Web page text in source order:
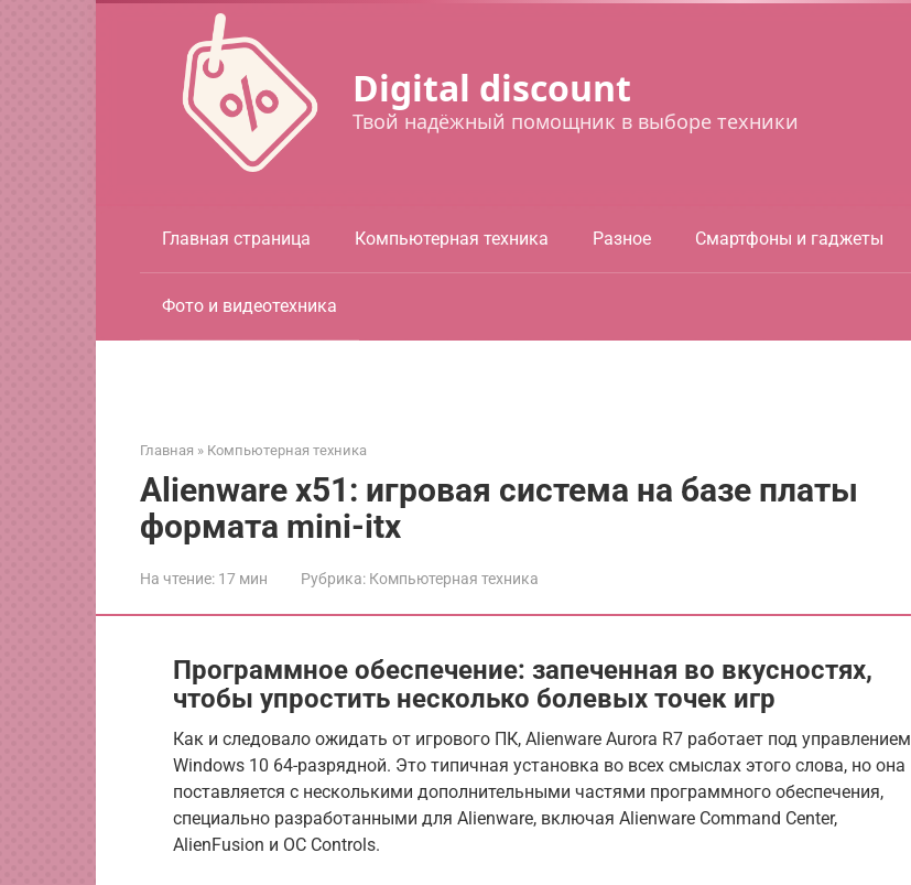
Digital discount
Твой надёжный помощник в выборе техники
Главная страница Компьютерная техника Разное Смартфоны и гаджеты
Фото и видеотехника
Главная » Компьютерная техника
Alienware x51: игровая система на базе платы
формата mini-itx
На чтение: 17 мин Рубрика: Компьютерная техника
Программное обеспечение: запеченная во вкусностях,
чтобы упростить несколько болевых точек игр
Как и следовало ожидать от игрового ПК, Alienware Aurora R7 работает под управлением
Windows 10 64-разрядной. Это типичная установка во всех смыслах этого слова, но она
поставляется с несколькими дополнительными частями программного обеспечения,
специально разработанными для Alienware, включая Alienware Command Center,
AlienFusion и OC Controls.